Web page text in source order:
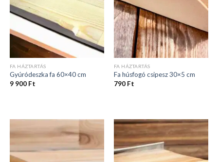
FA HÁZTARTÁS
Gyúródeszka fa 60×40 cm
9 900 Ft
FA HÁZTARTÁS
Fa húsfogó csipesz 30×5 cm
790 Ft